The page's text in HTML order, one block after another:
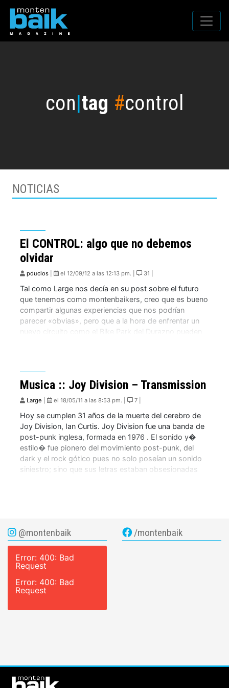
con|tag #control
NOTICIAS
El CONTROL: algo que no debemos
olvidar
pduclos el 12/09/12 a las 12:13 pm. | 31 |
Tal como Large nos decía en su post sobre el futuro
que tenemos como montenbaikers, creo que es bueno
compartir algunas experiencias que nos podrían
parecer «obvias», pero que a la hora de enfrentar un
nuevo circuito como el Bike Park del Durazno pueden
Musica :: Joy Division – Transmission
Large el 18/05/11 a las 8:53 pm. | 7 |
Hoy se cumplen 31 años de la muerte del cerebro de
Joy Division, Ian Curtis. Joy Division fue una banda de
post-punk inglesa, formada en 1976 . El sonido y�
estilo� fue pionero del movimiento post-punk, del
dark y el rock gótico pues no solo poseían un sonido
siniestro; sino que sus letras estaban obsesionadas
@montenbaik
Error: 400: Bad
Request
Error: 400: Bad
Request
/montenbaik